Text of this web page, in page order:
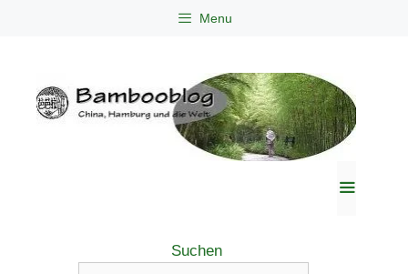
Menu
Suchen